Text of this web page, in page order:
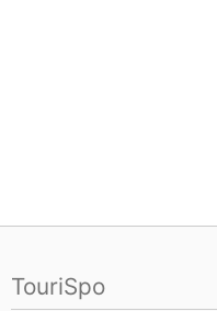
TouriSpo